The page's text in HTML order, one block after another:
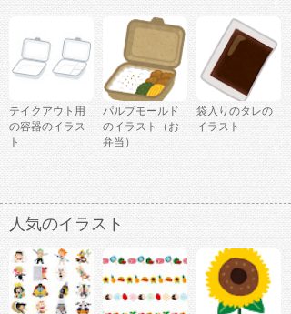
テイクアウト用
の容器のイラス
ト
パルプモールド
のイラスト（お
弁当）
袋入りのタレの
イラスト
人気のイラスト